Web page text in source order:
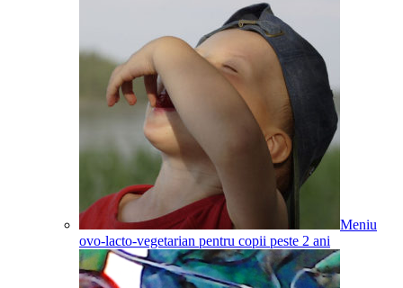
Meniu
ovo-lacto-vegetarian pentru copii peste 2 ani